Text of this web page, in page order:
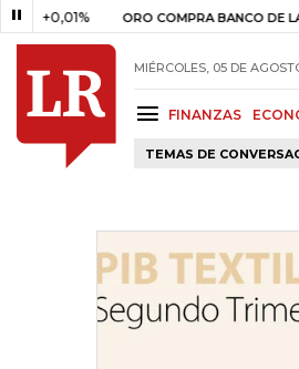
ORO COMPRA BANCO DE LA
MIÉRCOLES, 05 DE
FINANZAS
TEMAS DE